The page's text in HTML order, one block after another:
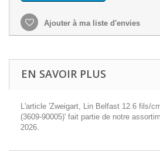
Ajouter à ma liste d'envies
EN SAVOIR PLUS
L'article 'Zweigart, Lin Belfast 12.6 fils/
(3609-90005)' fait partie de notre
2026.